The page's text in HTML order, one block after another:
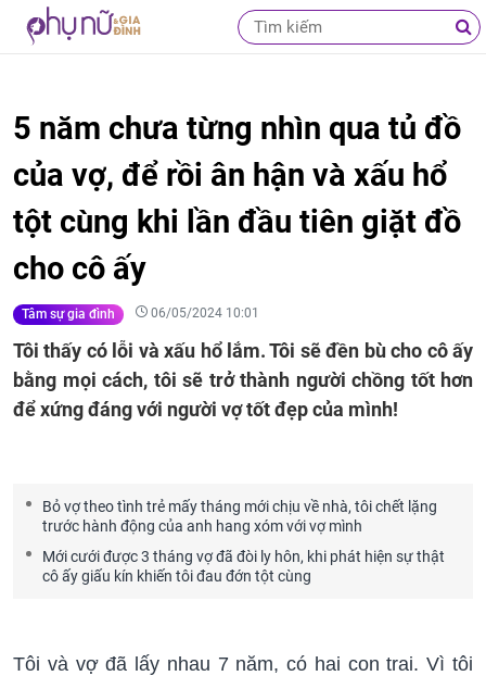
5 năm chưa từng nhìn qua tủ đồ
của vợ, để rồi ân hận và xấu hổ
tột cùng khi lần đầu tiên giặt đồ
cho cô ấy
Tâm sự gia đình 06/05/2024 10:01
Tôi thấy có lỗi và xấu hổ lắm. Tôi sẽ đền bù cho cô ấy
bằng mọi cách, tôi sẽ trở thành người chồng tốt hơn
để xứng đáng với người vợ tốt đẹp của mình!
Bỏ vợ theo tình trẻ mấy tháng mới chịu về nhà, tôi chết lặng
trước hành động của anh hang xóm với vợ mình
Mới cưới được 3 tháng vợ đã đòi ly hôn, khi phát hiện sự thật
cô ấy giấu kín khiến tôi đau đớn tột cùng
Tôi và vợ đã lấy nhau 7 năm, có hai con trai. Vì tôi